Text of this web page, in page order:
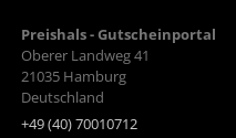
Preishals - Gutscheinportal
Oberer Landweg 41
21035 Hamburg
Deutschland
+49 (40) 70010712